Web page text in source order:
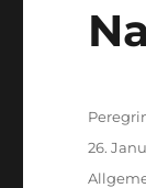
Autor
am
26.